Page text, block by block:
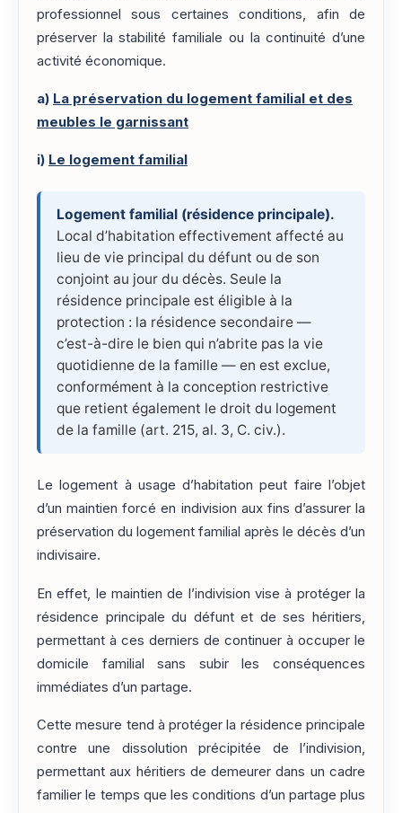
professionnel sous certaines conditions, afin de
préserver la stabilité familiale ou la continuité d’une
activité économique.
a) La préservation du logement familial et des
meubles le garnissant
i) Le logement familial
Logement familial (résidence principale).
Local d’habitation effectivement affecté au
lieu de vie principal du défunt ou de son
conjoint au jour du décès. Seule la
résidence principale est éligible à la
protection : la résidence secondaire —
c’est-à-dire le bien qui n’abrite pas la vie
quotidienne de la famille — en est exclue,
conformément à la conception restrictive
que retient également le droit du logement
de la famille (art. 215, al. 3, C. civ.).
Le logement à usage d’habitation peut faire l’objet
d’un maintien forcé en indivision aux fins d’assurer la
préservation du logement familial après le décès d’un
indivisaire.
En effet, le maintien de l’indivision vise à protéger la
résidence principale du défunt et de ses héritiers,
permettant à ces derniers de continuer à occuper le
domicile familial sans subir les conséquences
immédiates d’un partage.
Cette mesure tend à protéger la résidence principale
contre une dissolution précipitée de l’indivision,
permettant aux héritiers de demeurer dans un cadre
familier le temps que les conditions d’un partage plus